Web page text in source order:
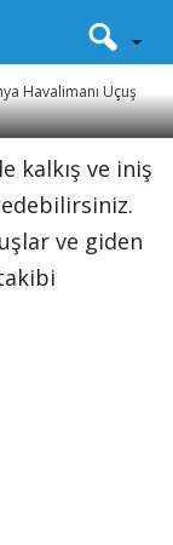
Havalimanı Uçuş
kalkış ve iniş
ve giden